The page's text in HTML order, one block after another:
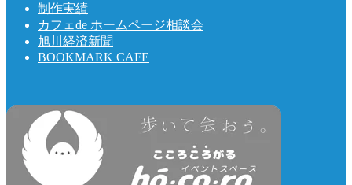
制作実績
カフェde ホームページ相談会
旭川経済新聞
BOOKMARK CAFE